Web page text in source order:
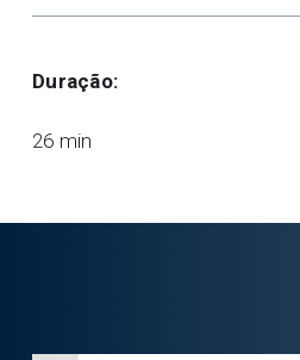
Duração:
26 min